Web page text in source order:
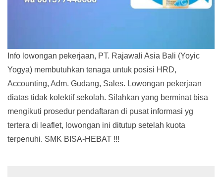
Info lowongan pekerjaan, PT. Rajawali Asia Bali (Yoyic
Yogya) membutuhkan tenaga untuk posisi HRD,
Accounting, Adm. Gudang, Sales. Lowongan pekerjaan
diatas tidak kolektif sekolah. Silahkan yang berminat bisa
mengikuti prosedur pendaftaran di pusat informasi yg
tertera di leaflet, lowongan ini ditutup setelah kuota
terpenuhi. SMK BISA-HEBAT !!!